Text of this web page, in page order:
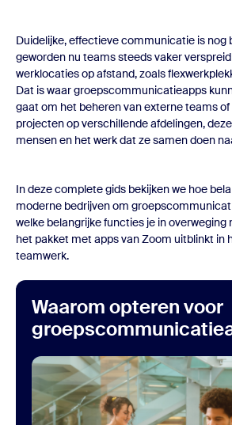
Duidelijke, effectieve communicatie is nog
geworden nu teams steeds vaker
werklocaties op afstand, zoals
Dat is waargroepscommunicatieapps
gaat om het beheren van externe teams
projecten op verschillende afdelingen,
mensen en het werk dat ze samen doen
In deze complete gids bekijken we hoe
moderne bedrijven om
welke belangrijke functies je in
het pakket met apps van Zoom uitblinkt in
teamwerk.
Waarom opteren voor